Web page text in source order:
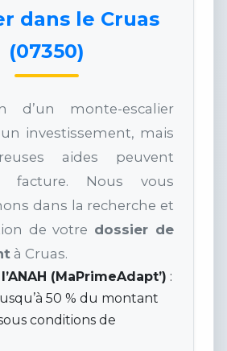
dans le Cruas
(07350)
d’un monte-escalier
investissement, mais
aides peuvent
facture. Nous vous
dans la recherche et
de votre dossier de
à Cruas.
(MaPrimeAdapt’) :
50 % du montant
conditions de